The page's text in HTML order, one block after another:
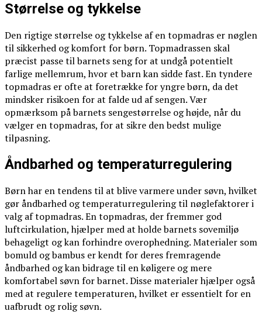
Størrelse og tykkelse
Den rigtige størrelse og tykkelse af en topmadras er nøglen
til sikkerhed og komfort for børn. Topmadrassen skal
præcist passe til barnets seng for at undgå potentielt
farlige mellemrum, hvor et barn kan sidde fast. En tyndere
topmadras er ofte at foretrække for yngre børn, da det
mindsker risikoen for at falde ud af sengen. Vær
opmærksom på barnets sengestørrelse og højde, når du
vælger en topmadras, for at sikre den bedst mulige
tilpasning.
Åndbarhed og temperaturregulering
Børn har en tendens til at blive varmere under søvn, hvilket
gør åndbarhed og temperaturregulering til nøglefaktorer i
valg af topmadras. En topmadras, der fremmer god
luftcirkulation, hjælper med at holde barnets sovemiljø
behageligt og kan forhindre overophedning. Materialer som
bomuld og bambus er kendt for deres fremragende
åndbarhed og kan bidrage til en køligere og mere
komfortabel søvn for barnet. Disse materialer hjælper også
med at regulere temperaturen, hvilket er essentielt for en
uafbrudt og rolig søvn.